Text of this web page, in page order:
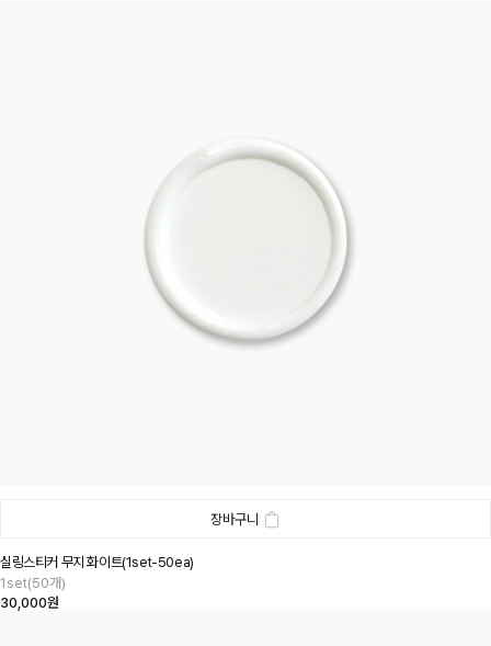
장바구니
실링스티커 무지 화이트(1set-50ea)
1set(50개)
30,000원